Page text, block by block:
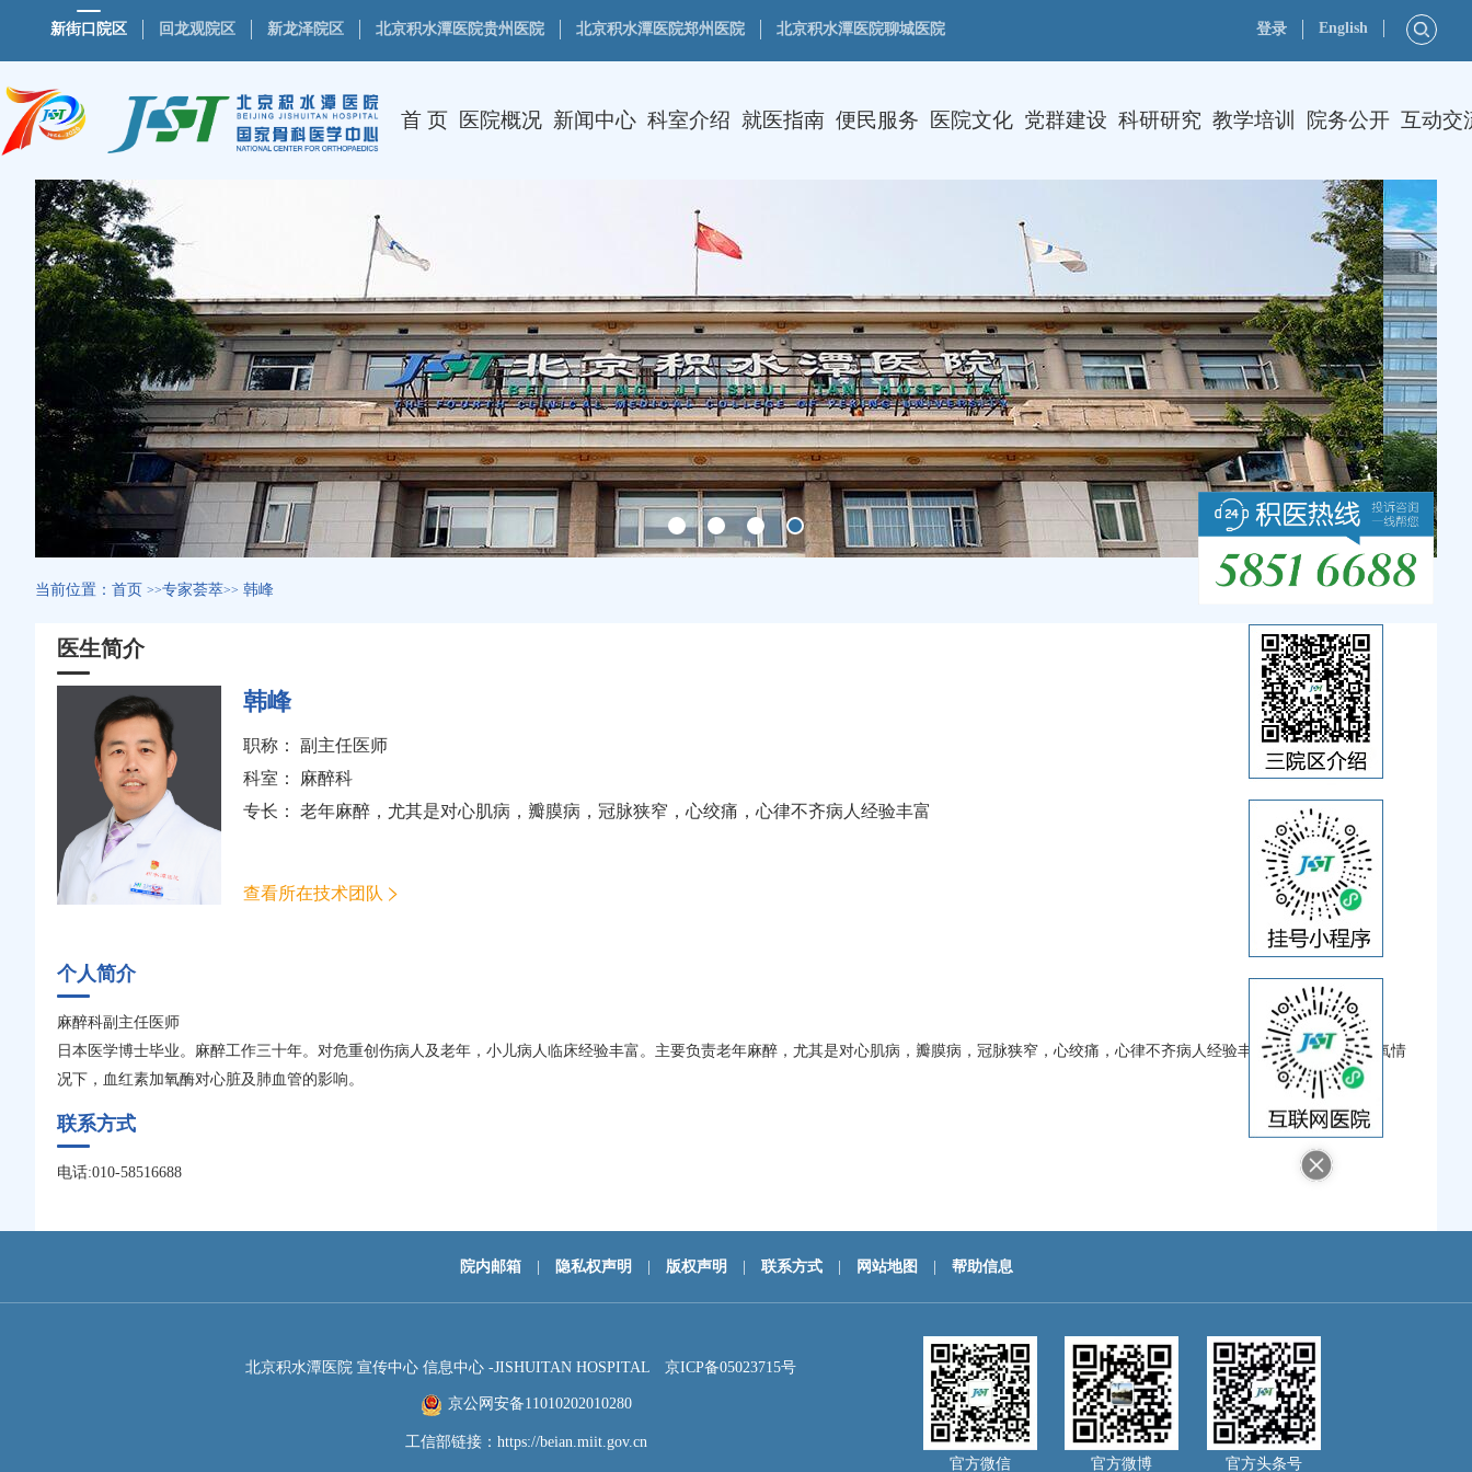
新街口院区 回龙观院区 新龙泽院区 北京积水潭医院贵州医院 北京积水潭医院郑州医院 北京积水潭医院聊城医院 登录 English
首 页 医院概况 新闻中心 科室介绍 就医指南 便民服务 医院文化 党群建设 科研研究 教学培训 院务公开 互动交
当前位置： 首页 >>专家荟萃>> 韩峰
医生简介
韩峰
职称： 副主任医师
科室： 麻醉科
专长： 老年麻醉，尤其是对心肌病，瓣膜病，冠脉狭窄，心绞痛，心律不齐病人经验丰富
查看所在技术团队
个人简介
麻醉科副主任医师
日本医学博士毕业。麻醉工作三十年。对危重创伤病人及老年，小儿病人临床经验丰富。主要负责老年麻醉，尤其是对心肌病，瓣膜病，冠脉狭窄，心绞痛，心律不齐病人经验丰富。研究方向为缺氧情
况下，血红素加氧酶对心脏及肺血管的影响。
联系方式
电话:010-58516688
院内邮箱 隐私权声明 版权声明 联系方式 网站地图 帮助信息
北京积水潭医院 宣传中心 信息中心 -JISHUITAN HOSPITAL 京ICP备05023715号
京公网安备11010202010280
工信部链接： https://beian.miit.gov.cn
官方微信
官方微博 官方头条号